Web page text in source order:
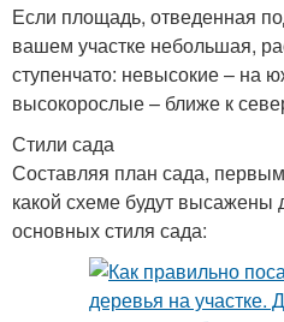
Если площадь, отведенная
вашем участке небольшая,
ступенчато: невысокие – на
высокорослые – ближе к
Стили сада
Составляя план сада,
какой схеме будут
основных стиля сада: